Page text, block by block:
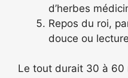
d’herbes
Repos du roi,
douce ou
Le tout durait 30 à 60